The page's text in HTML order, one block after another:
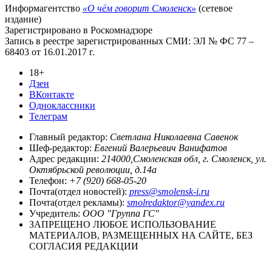
Информагентство «О чём говорит Смоленск» (сетевое
издание)
Зарегистрировано в Роскомнадзоре
Запись в реестре зарегистрированных СМИ: ЭЛ № ФС 77 –
68403 от 16.01.2017 г.
18+
Дзен
ВКонтакте
Одноклассники
Телеграм
Главный редактор: Светлана Николаевна Савенок
Шеф-редактор: Евгений Валерьевич Ванифатов
Адрес редакции: 214000,Смоленская обл, г. Смоленск, ул.
Октябрьской революции, д.14а
Телефон: +7 (920) 668-05-20
Почта(отдел новостей): press@smolensk-i.ru
Почта(отдел рекламы): smolredaktor@yandex.ru
Учредитель: ООО "Группа ГС"
ЗАПРЕЩЕНО ЛЮБОЕ ИСПОЛЬЗОВАНИЕ
МАТЕРИАЛОВ, РАЗМЕЩЕННЫХ НА САЙТЕ, БЕЗ
СОГЛАСИЯ РЕДАКЦИИ